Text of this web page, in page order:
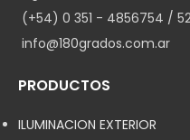
(+54) 0 351 - 4856754 /
info@180grados.com.ar
PRODUCTOS
ILUMINACION EXTERIOR